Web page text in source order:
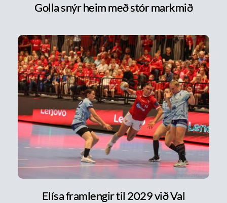
Golla snýr heim með stór markmið
Elísa framlengir til 2029 við Val